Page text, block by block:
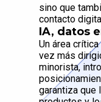
sino que
contacto
IA, datos
Un área
vez más
minorista,
garantiza que